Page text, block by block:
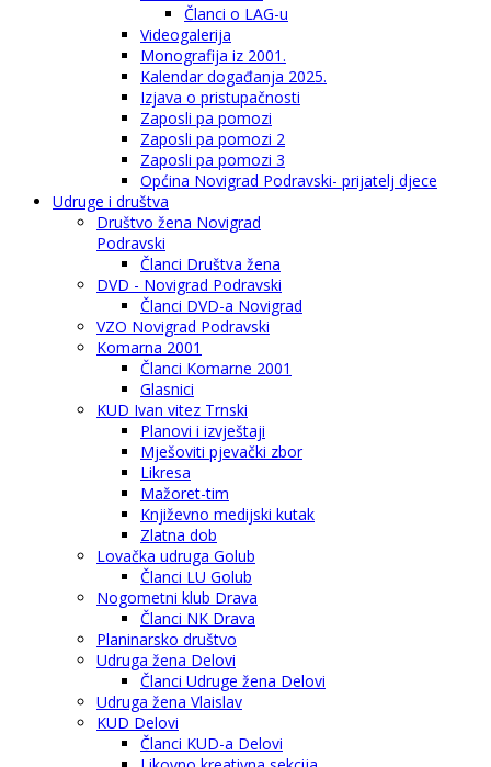
Članci o LAG-u
Videogalerija
Monografija iz 2001.
Kalendar događanja 2025.
Izjava o pristupačnosti
Zaposli pa pomozi
Zaposli pa pomozi 2
Zaposli pa pomozi 3
Općina Novigrad Podravski- prijatelj djece
Udruge i društva
Društvo žena Novigrad
Podravski
Članci Društva žena
DVD - Novigrad Podravski
Članci DVD-a Novigrad
VZO Novigrad Podravski
Komarna 2001
Članci Komarne 2001
Glasnici
KUD Ivan vitez Trnski
Planovi i izvještaji
Mješoviti pjevački zbor
Likresa
Mažoret-tim
Književno medijski kutak
Zlatna dob
Lovačka udruga Golub
Članci LU Golub
Nogometni klub Drava
Članci NK Drava
Planinarsko društvo
Udruga žena Delovi
Članci Udruge žena Delovi
Udruga žena Vlaislav
KUD Delovi
Članci KUD-a Delovi